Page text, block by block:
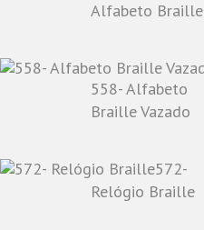
Alfabeto Braille
558- Alfabeto
Braille Vazado
572-
Relógio Braille